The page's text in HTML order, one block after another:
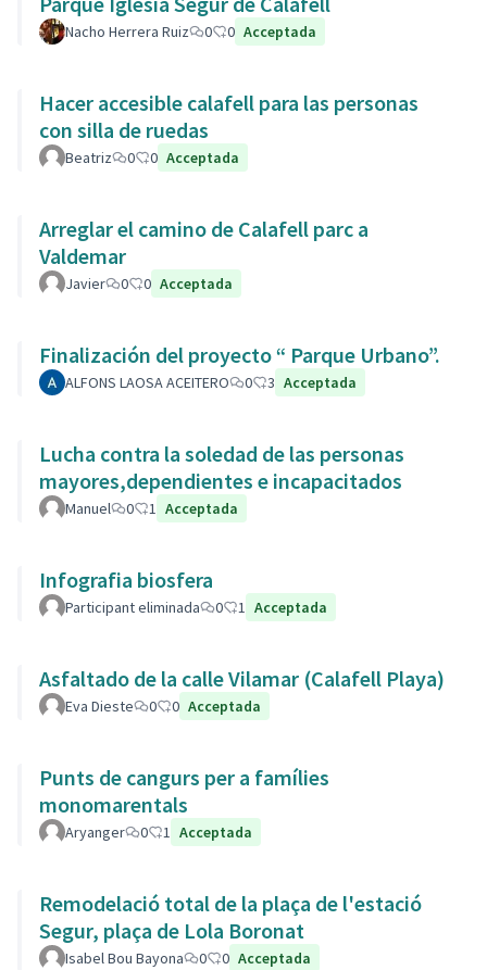
Nacho Herrera Ruiz 0 0 Acceptada
Hacer accesible calafell para las personas
con silla de ruedas
Beatriz 0 0 Acceptada
Arreglar el camino de Calafell parc a
Valdemar
Javier 0 0 Acceptada
Finalización del proyecto “ Parque Urbano”.
ALFONS LAOSA ACEITERO 0 3 Acceptada
Lucha contra la soledad de las personas
mayores,dependientes e incapacitados
Manuel 0 1 Acceptada
Infografia biosfera
Participant eliminada 0 1 Acceptada
Asfaltado de la calle Vilamar (Calafell Playa)
Eva Dieste 0 0 Acceptada
Punts de cangurs per a famílies
monomarentals
Aryanger 0 1 Acceptada
Remodelació total de la plaça de l'estació
Segur, plaça de Lola Boronat
Isabel Bou Bayona 0 0 Acceptada